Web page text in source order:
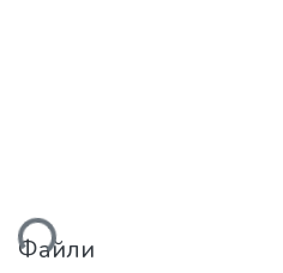
Файли